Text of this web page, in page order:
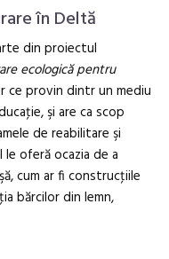
în Deltă
din proiectul
ecologică pentru
ce provin dintr un mediu
şi are ca scop
de reabilitare şi
oferă ocazia de a
cum ar fi construcţiile
bărcilor din lemn,